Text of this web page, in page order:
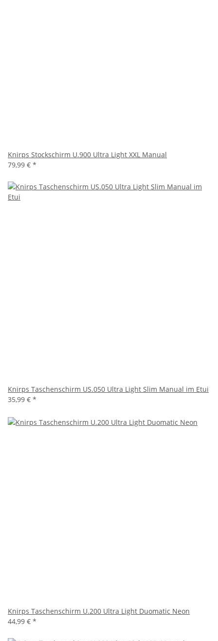
Knirps Stockschirm U.900 Ultra Light XXL Manual
79,99 € *
Knirps Taschenschirm US.050 Ultra Light Slim Manual im Etui
35,99 € *
Knirps Taschenschirm U.200 Ultra Light Duomatic Neon
44,99 € *